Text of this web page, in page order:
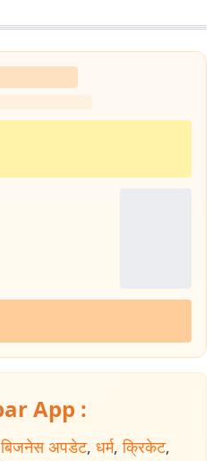
App :
बिजनेस अपडेट, धर्म, क्रिकेट,